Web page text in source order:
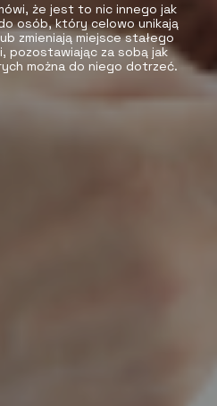
że jest to nic innego jak
osób, który celowo unikają
zmieniają miejsce stałego
pozostawiając za sobą jak
można do niego dotrzeć.